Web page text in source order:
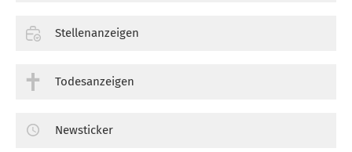
Stellenanzeigen
Todesanzeigen
Newsticker